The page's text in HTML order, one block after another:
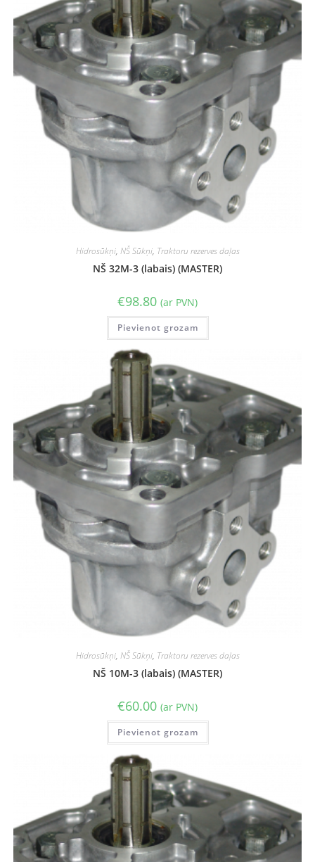
Hidrosūkņi, NŠ Sūkņi, Traktoru rezerves daļas
NŠ 32M-3 (labais) (MASTER)
€98.80 (ar PVN)
Pievienot grozam
Hidrosūkņi, NŠ Sūkņi, Traktoru rezerves daļas
NŠ 10M-3 (labais) (MASTER)
€60.00 (ar PVN)
Pievienot grozam